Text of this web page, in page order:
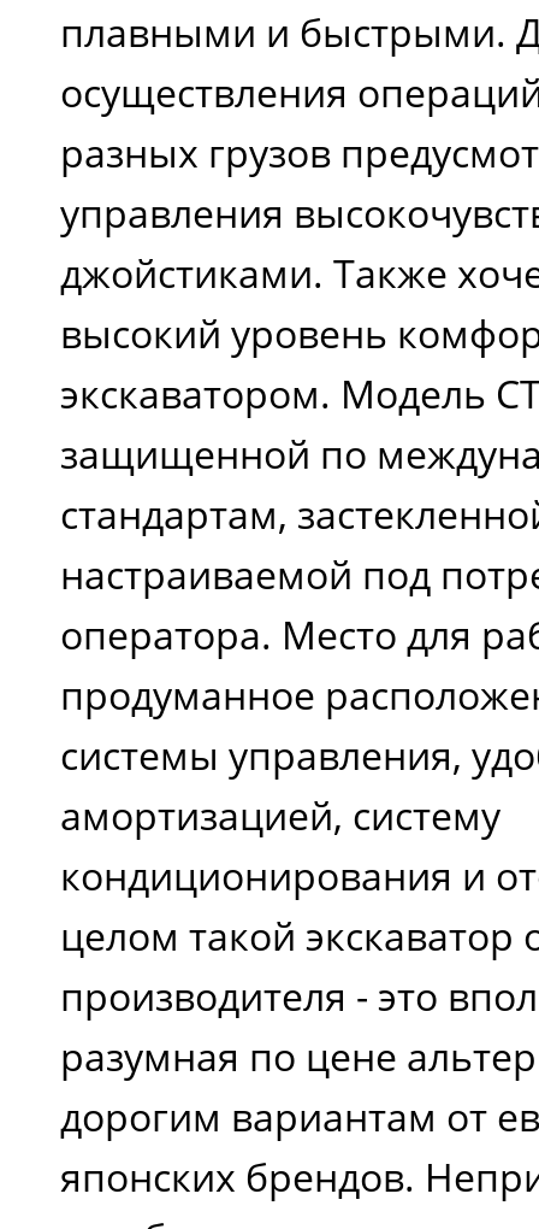
плавными и быстрыми.
осуществления
разных грузов
управления
джойстиками. Также
высокий уровень
экскаватором. Модель
защищенной по
стандартам,
настраиваемой под
оператора. Место для
продуманное
системы управления,
амортизацией, систему
кондиционирования и
целом такой экскаватор
производителя - это
разумная по цене
дорогим вариантам от
японских брендов.